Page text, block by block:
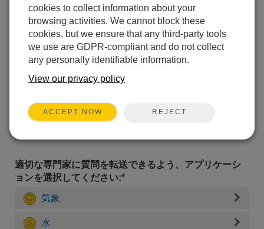
購入や見積について 技術的な質問
ここに質問を入力してください:*
適切な専門家に質問を転送できるよう、アプリケーシ
ョンを選択してください:*
気象
水
cookies to collect information about your
browsing activities. We cannot block these
cookies, but we ensure that any third-party tools
we use are GDPR-compliant and do not collect
any personally identifiable information.
View our privacy policy
ACCEPT NOW REJECT